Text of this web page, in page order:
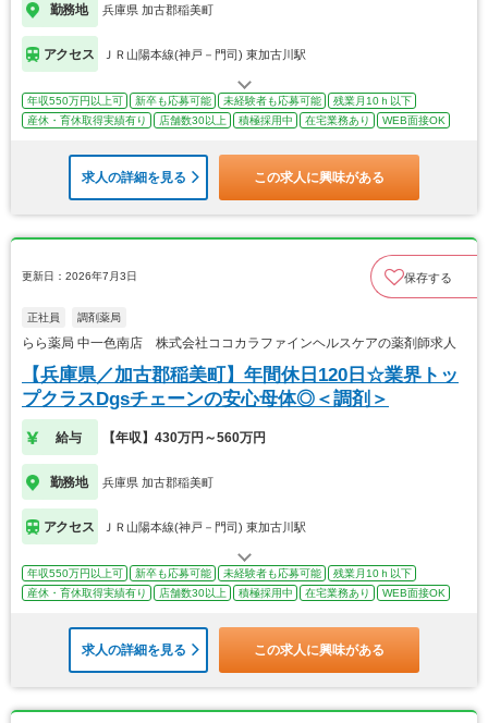
勤務地 兵庫県 加古郡稲美町
アクセス ＪＲ山陽本線(神戸－門司) 東加古川駅
年収550万円以上可 新卒も応募可能 未経験者も応募可能
残業月10ｈ以下
産休・育休取得実績有り
店舗数30以上 積極採用中 在宅業務あり WEB面接OK
求人の詳細を見る この求人に興味がある
更新日：2026年7月3日 保存する
正社員 調剤薬局
らら薬局 中一色南店 株式会社ココカラファインヘルスケアの薬剤師求人
【兵庫県／加古郡稲美町】年間休日120日☆業界トッ
プクラスDgsチェーンの安心母体◎＜調剤＞
給与 【年収】430万円～560万円
勤務地 兵庫県 加古郡稲美町
アクセス ＪＲ山陽本線(神戸－門司) 東加古川駅
年収550万円以上可 新卒も応募可能 未経験者も応募可能
残業月10ｈ以下
産休・育休取得実績有り
店舗数30以上 積極採用中 在宅業務あり WEB面接OK
求人の詳細を見る この求人に興味がある